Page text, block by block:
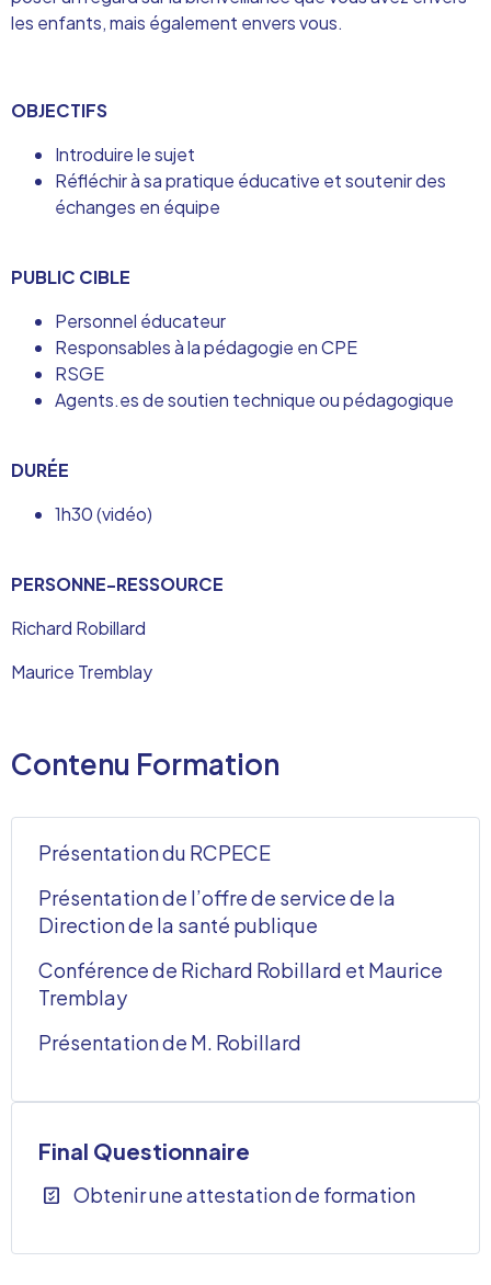
les enfants, mais également envers vous.
OBJECTIFS
Introduire le sujet
Réfléchir à sa pratique éducative et soutenir des
échanges en équipe
PUBLIC CIBLE
Personnel éducateur
Responsables à la pédagogie en CPE
RSGE
Agents.es de soutien technique ou pédagogique
DURÉE
1h30 (vidéo)
PERSONNE-RESSOURCE
Richard Robillard
Maurice Tremblay
Contenu Formation
Présentation du RCPECE
Présentation de l’offre de service de la
Direction de la santé publique
Conférence de Richard Robillard et Maurice
Tremblay
Présentation de M. Robillard
Final Questionnaire
Obtenir une attestation de formation